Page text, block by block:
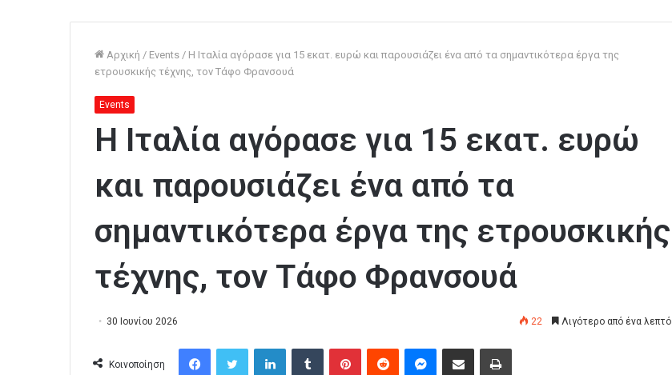
Αρχική / Events / Η Ιταλία αγόρασε για 15 εκατ. ευρώ και παρουσιάζει ένα από τα σημαντικότερα έργα της
ετρουσκικής τέχνης, τον Τάφο Φρανσουά
Events
Η Ιταλία αγόρασε για 15 εκατ. ευρώ
και παρουσιάζει ένα από τα
σημαντικότερα έργα της ετρουσκικής
τέχνης, τον Τάφο Φρανσουά
30 Ιουνίου 2026 22 Λιγότερο από ένα λεπτό
Κοινοποίηση